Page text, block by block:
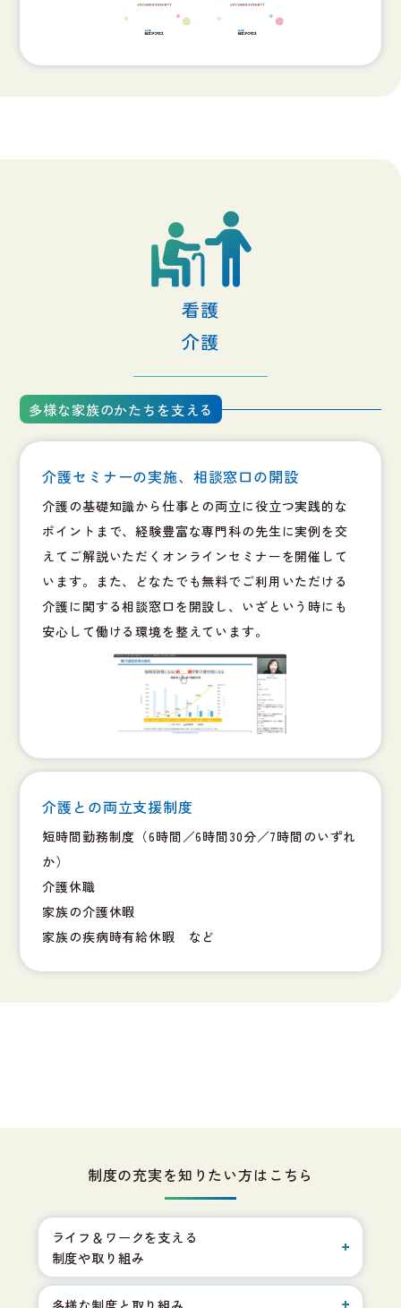
看護
介護
多様な家族のかたちを支える
介護セミナーの実施、相談窓口の開設
介護の基礎知識から仕事との両立に役立つ実践的な
ポイントまで、経験豊富な専門科の先生に実例を交
えてご解説いただくオンラインセミナーを開催して
います。また、どなたでも無料でご利用いただける
介護に関する相談窓口を開設し、いざという時にも
安心して働ける環境を整えています。
介護との両立支援制度
短時間勤務制度（6時間／6時間30分／7時間のいずれ
か）
介護休職
家族の介護休暇
家族の疾病時有給休暇 など
制度の充実を知りたい方はこちら
ライフ＆ワークを支える
制度や取り組み